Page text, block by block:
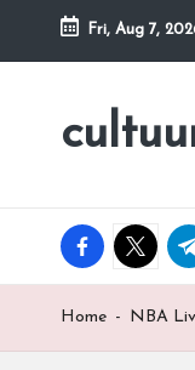
Skip
content
Fri, Aug 7,
facebook.com
Home - NBA